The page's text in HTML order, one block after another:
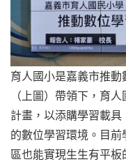
育人國小是嘉義市推
（上圖）帶領下，育
計畫，以添購學習載
的數位學習環境。目
區也能實現生生有平板